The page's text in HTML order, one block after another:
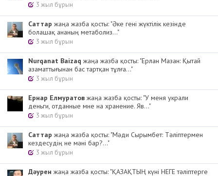
3 жыл бұрын
Cаттар жаңа жазба қосты: "Әке гені жүктілік кезінде
болашақ ананың метаболиз..."
3 жыл бұрын
Nurqanat Baizaq жаңа жазба қосты: "Ерлан Мазан: Қытай
азаматтығынан бас тартқан тұлға..."
3 жыл бұрын
Ернар Елмуратов жаңа жазба қосты: "У меня украли
деньги, отданные мне на хранение. Яв..."
3 жыл бұрын
Cаттар жаңа жазба қосты: "Мәди Сырымбет: Тәліптермен
кездесудің не мәні бар?..."
3 жыл бұрын
Дәурен жаңа жазба қосты: "ҚАЗАҚТЫҢ күні НЕГЕ тәліптерге